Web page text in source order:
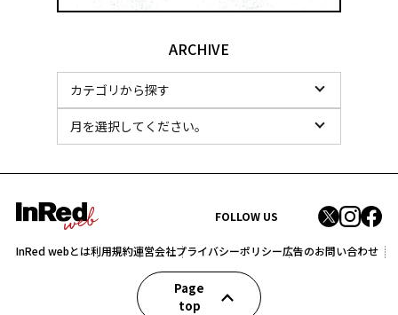
ARCHIVE
FOLLOW US
InRed webとは利用規約運営会社プライバシーポリシー広告のお問い合わせ
Page
top